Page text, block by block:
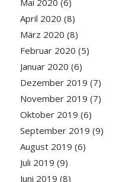
Mai 2020 (6)
April 2020 (8)
März 2020 (8)
Februar 2020 (5)
Januar 2020 (6)
Dezember 2019 (7)
November 2019 (7)
Oktober 2019 (6)
September 2019 (9)
August 2019 (6)
Juli 2019 (9)
Juni 2019 (8)